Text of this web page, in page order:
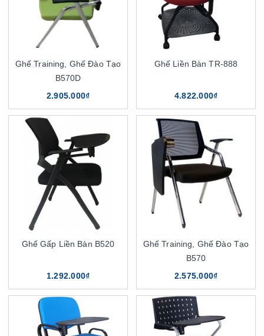
Ghế Training, Ghế Đào Tạo
B570D
2.905.000₫
Ghế Liền Bàn TR-888
4.822.000₫
Ghế Gấp Liền Bàn B520
1.292.000₫
Ghế Training, Ghế Đào Tạo
B570
2.575.000₫